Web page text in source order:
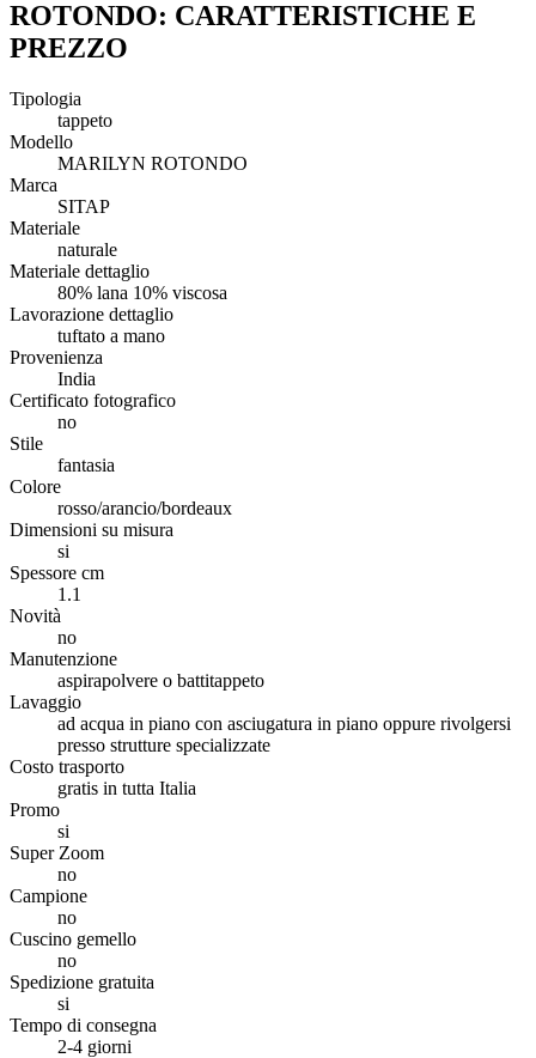
ROTONDO: CARATTERISTICHE E
PREZZO
Tipologia
tappeto
Modello
MARILYN ROTONDO
Marca
SITAP
Materiale
naturale
Materiale dettaglio
80% lana 10% viscosa
Lavorazione dettaglio
tuftato a mano
Provenienza
India
Certificato fotografico
no
Stile
fantasia
Colore
rosso/arancio/bordeaux
Dimensioni su misura
si
Spessore cm
1.1
Novità
no
Manutenzione
aspirapolvere o battitappeto
Lavaggio
ad acqua in piano con asciugatura in piano oppure rivolgersi
presso strutture specializzate
Costo trasporto
gratis in tutta Italia
Promo
si
Super Zoom
no
Campione
no
Cuscino gemello
no
Spedizione gratuita
si
Tempo di consegna
2-4 giorni